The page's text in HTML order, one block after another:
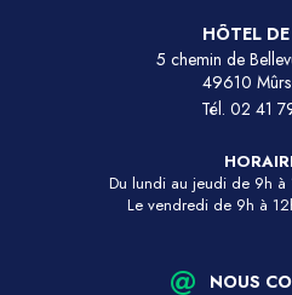
HÔTEL
5 chemin de
49610
Tél. 02 41
Du lundi au jeudi de 9h à
Le vendredi de 9h à
NOUS